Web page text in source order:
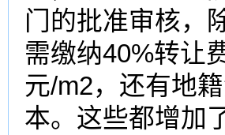
门的批准审核，
需缴纳40%转让
元/m2，还有地
本。这些都增加